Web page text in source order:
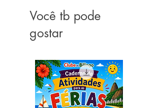
Você tb pode
gostar